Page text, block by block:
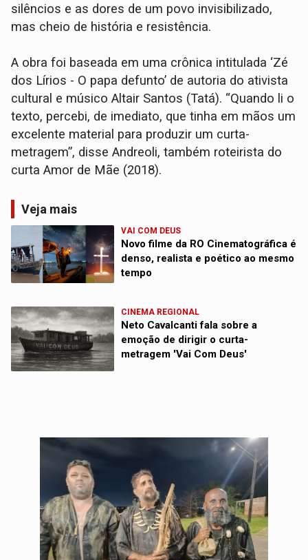
silêncios e as dores de um povo invisibilizado,
mas cheio de história e resistência.
A obra foi baseada em uma crônica intitulada ‘Zé
dos Lírios - O papa defunto’ de autoria do ativista
cultural e músico Altair Santos (Tatá). “Quando li o
texto, percebi, de imediato, que tinha em mãos um
excelente material para produzir um curta-
metragem”, disse Andreoli, também roteirista do
curta Amor de Mãe (2018).
Veja mais
VAI COM DEUS
Novo filme da RO Cinematográfica é
denso, realista e poético ao mesmo
tempo
CINEMA REGIONAL
Neto Cavalcanti fala sobre a
emoção de dirigir o curta-
metragem 'Vai Com Deus'